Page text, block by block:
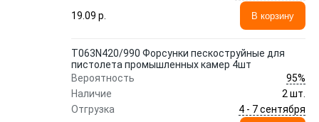
19.09 p.
В корзину
T063N420/990 Форсунки пескоструйные для
пистолета промышленных камер 4шт
Вероятность
95%
Наличие
2 шт.
Отгрузка
4 - 7 сентября